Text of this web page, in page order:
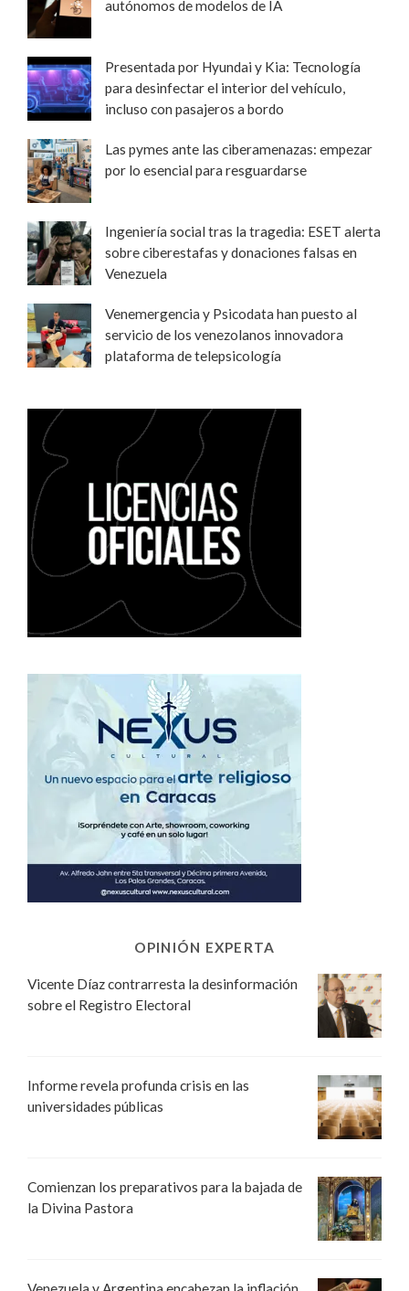
autónomos de modelos de IA
Presentada por Hyundai y Kia: Tecnología
para desinfectar el interior del vehículo,
incluso con pasajeros a bordo
Las pymes ante las ciberamenazas: empezar
por lo esencial para resguardarse
Ingeniería social tras la tragedia: ESET alerta
sobre ciberestafas y donaciones falsas en
Venezuela
Venemergencia y Psicodata han puesto al
servicio de los venezolanos innovadora
plataforma de telepsicología
OPINIÓN EXPERTA
Vicente Díaz contrarresta la desinformación
sobre el Registro Electoral
Informe revela profunda crisis en las
universidades públicas
Comienzan los preparativos para la bajada de
la Divina Pastora